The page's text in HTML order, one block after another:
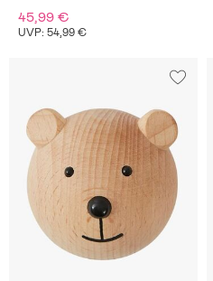
45,99 €
UVP: 54,99 €